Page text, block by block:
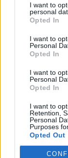
I want to
personal
Opted In
I want to
Personal
Opted In
I want to
Personal
Opted In
I want to
Retention,
Personal
Purposes
Opted Out